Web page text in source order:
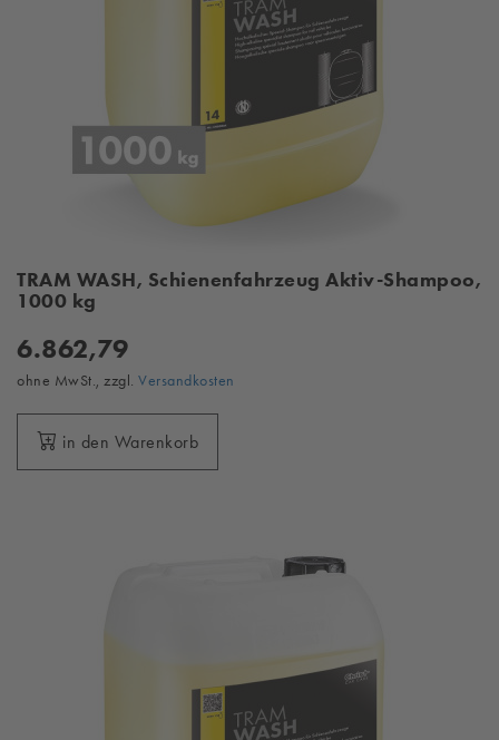
TRAM WASH, Schienenfahrzeug Aktiv-Shampoo,
1000 kg
6.862,79
ohne MwSt., zzgl. Versandkosten
in den Warenkorb